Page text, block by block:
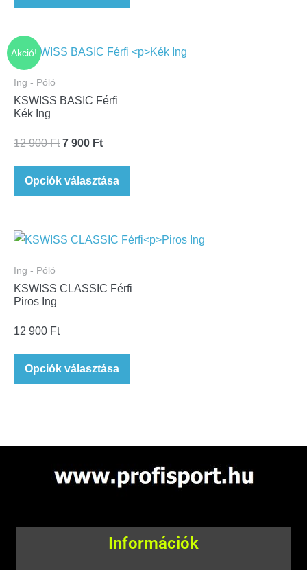
Akció!
Ing - Póló
KSWISS BASIC Férfi
Kék Ing
12 900Ft 7 900 Ft
Opciók választása
Ing - Póló
KSWISS CLASSIC Férfi
Piros Ing
12 900 Ft
Opciók választása
Információk